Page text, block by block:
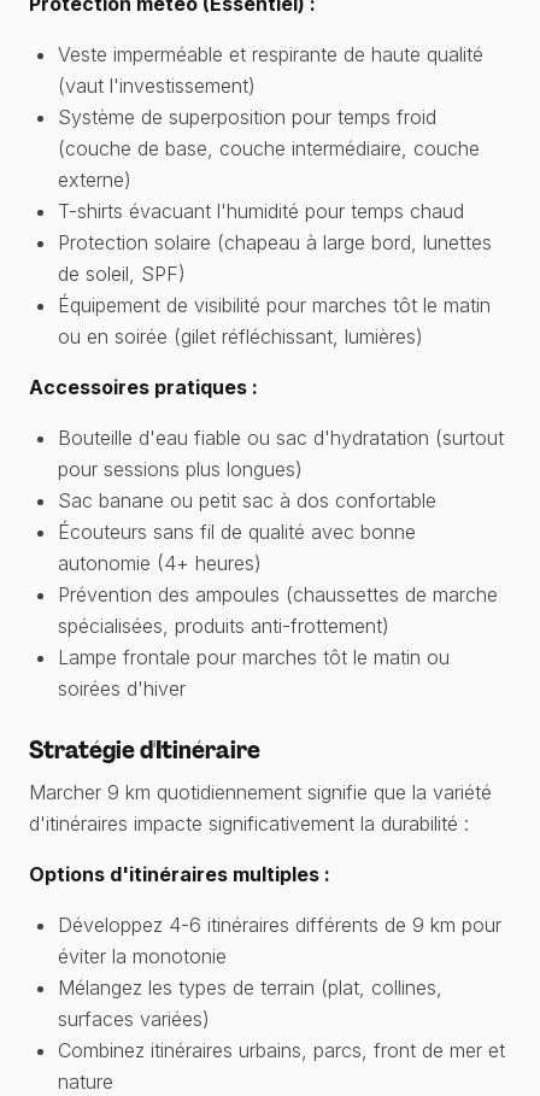
Veste imperméable et respirante de haute qualité
(vaut l'investissement)
Système de superposition pour temps froid
(couche de base, couche intermédiaire, couche
externe)
T-shirts évacuant l'humidité pour temps chaud
Protection solaire (chapeau à large bord, lunettes
de soleil, SPF)
Équipement de visibilité pour marches tôt le matin
ou en soirée (gilet réfléchissant, lumières)
Accessoires pratiques :
Bouteille d'eau fiable ou sac d'hydratation (surtout
pour sessions plus longues)
Sac banane ou petit sac à dos confortable
Écouteurs sans fil de qualité avec bonne
autonomie (4+ heures)
Prévention des ampoules (chaussettes de marche
spécialisées, produits anti-frottement)
Lampe frontale pour marches tôt le matin ou
soirées d'hiver
Stratégie d'Itinéraire
Marcher 9 km quotidiennement signifie que la variété
d'itinéraires impacte significativement la durabilité :
Options d'itinéraires multiples :
Développez 4-6 itinéraires différents de 9 km pour
éviter la monotonie
Mélangez les types de terrain (plat, collines,
surfaces variées)
Combinez itinéraires urbains, parcs, front de mer et
nature